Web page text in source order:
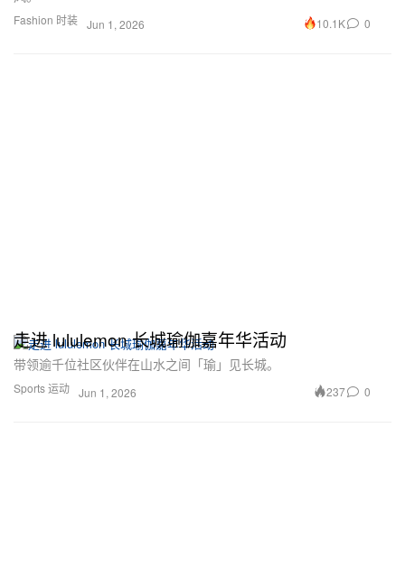
Fashion 时装 Jun 1, 2026 10.1K 0
Sports 运动
走进 lululemon 长城瑜伽嘉年华活动
带领逾千位社区伙伴在山水之间「瑜」见长城。
Jun 1, 2026 237 0